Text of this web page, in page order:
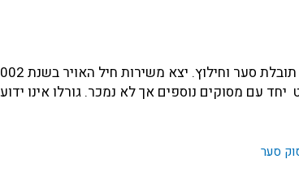
עם מסוקים נוספים אך לא נמכר. גורלו אינו ידוע
סער